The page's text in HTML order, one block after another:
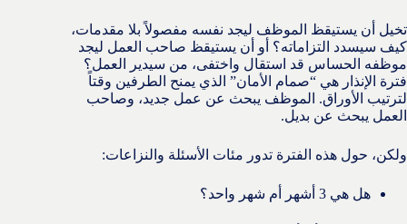
تخيل أن يستيقظ الموظف ليجد نفسه مفصولاً بلا مقدمات،
كيف سيسدد التزاماته؟ أو أن يستيقظ صاحب العمل ليجد
موظفه الحساس قد استقال واختفى، من سيدير العمل؟
فترة الإنذار هي “صمام الأمان” الذي يمنح الطرفين وقتاً
لترتيب الأوراق. الموظف يبحث عن عمل جديد، وصاحب
العمل يبحث عن بديل.
ولكن، حول هذه الفترة تدور مئات الأسئلة والنزاعات:
هل هي 3 أشهر أم شهر واحد؟